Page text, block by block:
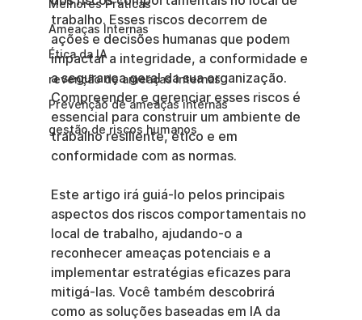
Melhores Práticas
Ameaças Internas
Ética da IA
revenção de ameaças internas
Prevenção de ameaças internas
gestão de riscos humanos
trabalho. Esses riscos decorrem de
ações e decisões humanas que podem
impactar a integridade, a conformidade e
a segurança geral da sua organização.
Compreender e gerenciar esses riscos é
essencial para construir um ambiente de
trabalho resiliente, ético e em
conformidade com as normas.
Este artigo irá guiá-lo pelos principais
aspectos dos riscos comportamentais no
local de trabalho, ajudando-o a
reconhecer ameaças potenciais e a
implementar estratégias eficazes para
mitigá-las. Você também descobrirá
como as soluções baseadas em IA da